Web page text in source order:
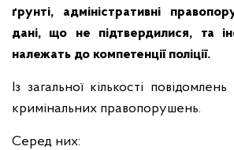
ґрунті, адміністративні
дані, що не підтвердилися, та
належать до компетенції поліції.
Із загальної кількості повідомлень
кримінальних правопорушень.
Серед них: